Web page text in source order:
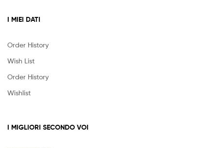
I MIEI DATI
Order History
Wish List
Order History
Wishlist
I MIGLIORI SECONDO VOI